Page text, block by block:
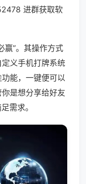
进群获取软
赢”。其操作方式
义手机打牌系统
能，一键便可以
是想分享给好友
需求。